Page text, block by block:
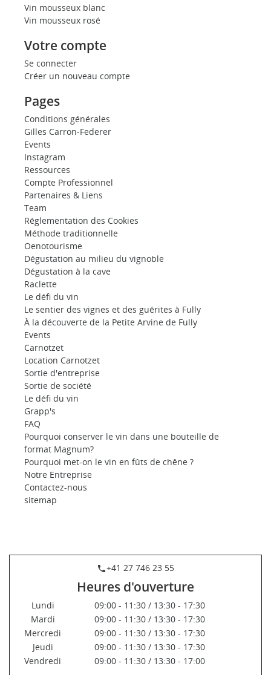
Vin mousseux blanc
Vin mousseux rosé
Votre compte
Se connecter
Créer un nouveau compte
Pages
Conditions générales
Gilles Carron-Federer
Events
Instagram
Ressources
Compte Professionnel
Partenaires & Liens
Team
Réglementation des Cookies
Méthode traditionnelle
Oenotourisme
Dégustation au milieu du vignoble
Dégustation à la cave
Raclette
Le défi du vin
Le sentier des vignes et des guérites à Fully
À la découverte de la Petite Arvine de Fully
Events
Carnotzet
Location Carnotzet
Sortie d'entreprise
Sortie de société
Le défi du vin
Grapp's
FAQ
Pourquoi conserver le vin dans une bouteille de
format Magnum?
Pourquoi met-on le vin en fûts de chêne ?
Notre Entreprise
Contactez-nous
sitemap
phone+41 27 746 23 55
Heures d'ouverture
Lundi
09:00 - 11:30 / 13:30 - 17:30
Mardi
09:00 - 11:30 / 13:30 - 17:30
Mercredi
09:00 - 11:30 / 13:30 - 17:30
Jeudi
09:00 - 11:30 / 13:30 - 17:30
Vendredi
09:00 - 11:30 / 13:30 - 17:00